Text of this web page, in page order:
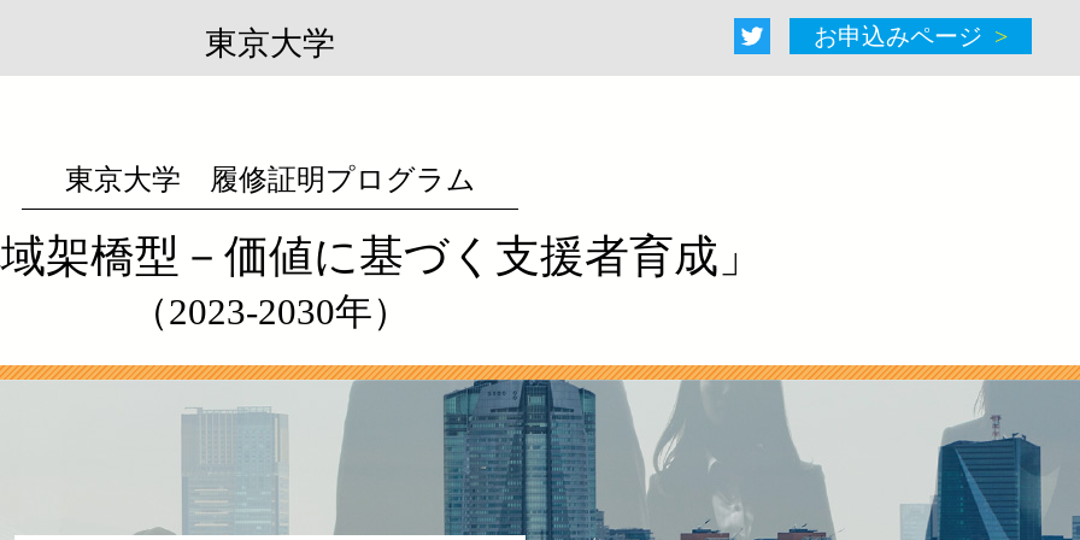
東京大学 お申込みページ
東京大学 履修証明プログラム
架橋型－ 価値に基づく支援者育成」
（2023-2030年）